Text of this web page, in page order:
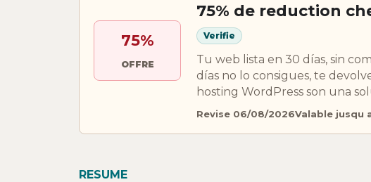
75%
OFFRE
75% de reduction
Verifie
Tu web lista en 30 días, sin
días no lo consigues, te
hosting WordPress son una
Revise 06/08/2026Valable jusqu
RESUME